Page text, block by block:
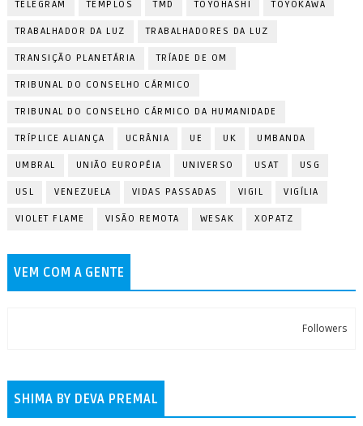
TELEGRAM TEMPLOS TMD TOYOHASHI TOYOKAWA
TRABALHADOR DA LUZ TRABALHADORES DA LUZ
TRANSIÇÃO PLANETÁRIA TRÍADE DE OM
TRIBUNAL DO CONSELHO CÁRMICO
TRIBUNAL DO CONSELHO CÁRMICO DA HUMANIDADE
TRÍPLICE ALIANÇA UCRÂNIA UE UK UMBANDA
UMBRAL UNIÃO EUROPÉIA UNIVERSO USAT USG
USL VENEZUELA VIDAS PASSADAS VIGIL VIGÍLIA
VIOLET FLAME VISÃO REMOTA WESAK XOPATZ
VEM COM A GENTE
Followers
SHIMA BY DEVA PREMAL